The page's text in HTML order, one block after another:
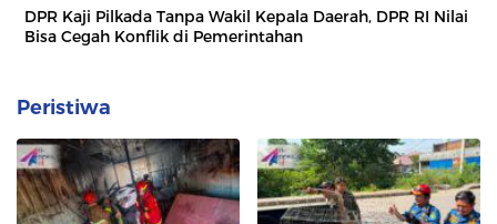
DPR Kaji Pilkada Tanpa Wakil Kepala Daerah, DPR RI Nilai
Bisa Cegah Konflik di Pemerintahan
Peristiwa